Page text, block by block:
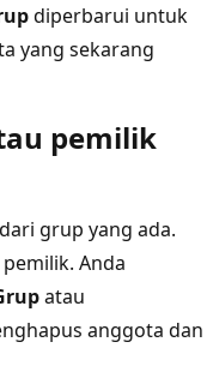
diperbarui untuk
yang sekarang
pemilik
grup yang ada.
Anda
atau
anggota dan